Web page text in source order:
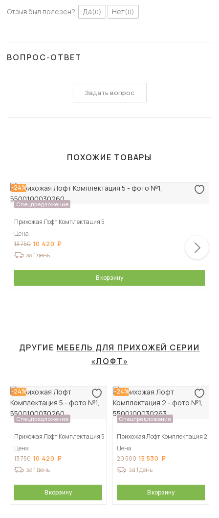
Отзыв был полезен? Да(0) Нет(0)
ВОПРОС-ОТВЕТ
Задать вопрос
ПОХОЖИЕ ТОВАРЫ
-24%
Спецпредложение
Прихожая Лофт Комплектация 5
Цена
13 750 10 420
за 1 день
В корзину
ДРУГИЕ МЕБЕЛЬ ДЛЯ ПРИХОЖЕЙ СЕРИИ
«ЛОФТ»
-24%
Спецпредложение
Прихожая Лофт Комплектация 5
Цена
13 750 10 420
за 1 день
В корзину
-24%
Спецпредложение
Прихожая Лофт Комплектация 2
Цена
20 500 15 530
за 1 день
В корзину